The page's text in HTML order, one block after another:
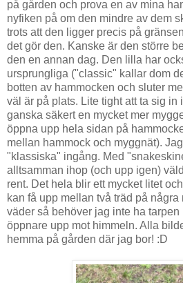
på gården och prova en av mina
nyfiken på om den mindre av dem
trots att den ligger precis på
det gör den. Kanske är den större
den en annan dag. Den lilla har
ursprungliga ("classic" kallar dom
botten av hammocken och sluter
väl är på plats. Lite tight att ta sig in
ganska säkert en mycket mer
öppna upp hela sidan på
mellan hammock och myggnät).
"klassiska" ingång. Med
alltsamman ihop (och upp igen)
rent. Det hela blir ett mycket litet
kan få upp mellan två träd på några
väder så behöver jag inte ha
öppnare upp mot himmeln. Alla
hemma på gården där jag bor! :D